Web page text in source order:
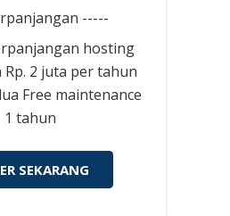
-----
hosting
Rp. 2 juta per tahun
Free maintenance
1 tahun
SEKARANG